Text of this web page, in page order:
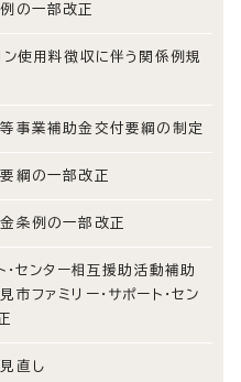
の一部改正
使用料徴収に伴う関係例規
事業補助金交付要綱の制定
綱の一部改正
条例の一部改正
・センター相互援助活動補助
ファミリー・サポート・セン
直し